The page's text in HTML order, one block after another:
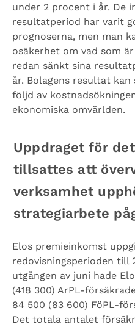
under 2 procent i år. De
resultatperiod har varit
prognoserna, men man
osäkerhet om vad som
redan sänkt sina
år. Bolagens resultat
följd av
ekonomiska omvärlden.
Uppdraget för
tillsattes att
verksamhet
strategiarbete
Elos premieinkomst
redovisningsperioden till
utgången av juni hade
(418 300) ArPL-
84 500 (83 600) FöPL-
Det totala antalet